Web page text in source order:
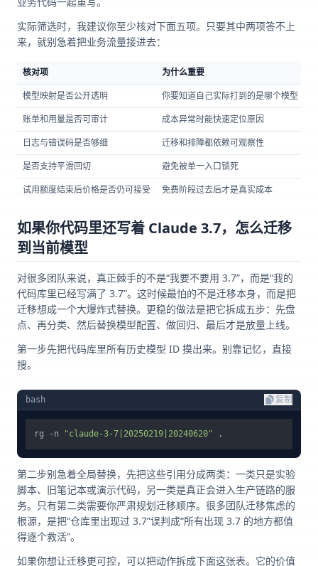
实际筛选时，我建议你至少核对下面五项。只要其中两项答不上
来，就别急着把业务流量接进去：
核对项 为什么重要
模型映射是否公开透明
你要知道自己实际打到的是哪个模型
账单和用量是否可审计
成本异常时能快速定位原因
日志与错误码是否够细
迁移和排障都依赖可观察性
是否支持平滑回切
避免被单一入口锁死
试用额度结束后价格是否仍可接受
免费阶段过去后才是真实成本
如果你代码里还写着 Claude 3.7，怎么迁移
到当前模型
对很多团队来说，真正棘手的不是“我要不要用 3.7”，而是“我的
代码库里已经写满了 3.7”。这时候最怕的不是迁移本身，而是把
迁移想成一个大爆炸式替换。更稳的做法是把它拆成五步：先盘
点、再分类、然后替换模型配置、做回归、最后才是放量上线。
第一步先把代码库里所有历史模型 ID 摸出来。别靠记忆，直接
搜。
bash 复制
rg -n "claude-3-7|20250219|20240620"
第二步别急着全局替换，先把这些引用分成两类：一类只是实验
脚本、旧笔记本或演示代码，另一类是真正会进入生产链路的服
务。只有第二类需要你严肃规划迁移顺序。很多团队迁移焦虑的
根源，是把“仓库里出现过 3.7”误判成“所有出现 3.7 的地方都值
得逐个救活”。
如果你想让迁移更可控，可以把动作拆成下面这张表。它的价值